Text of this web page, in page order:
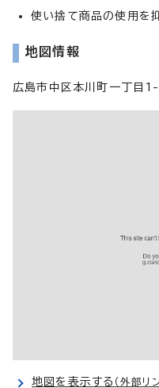
使い捨て商品の使用を
地図情報
広島市中区本川町一丁目
地図を表示する （外部リ